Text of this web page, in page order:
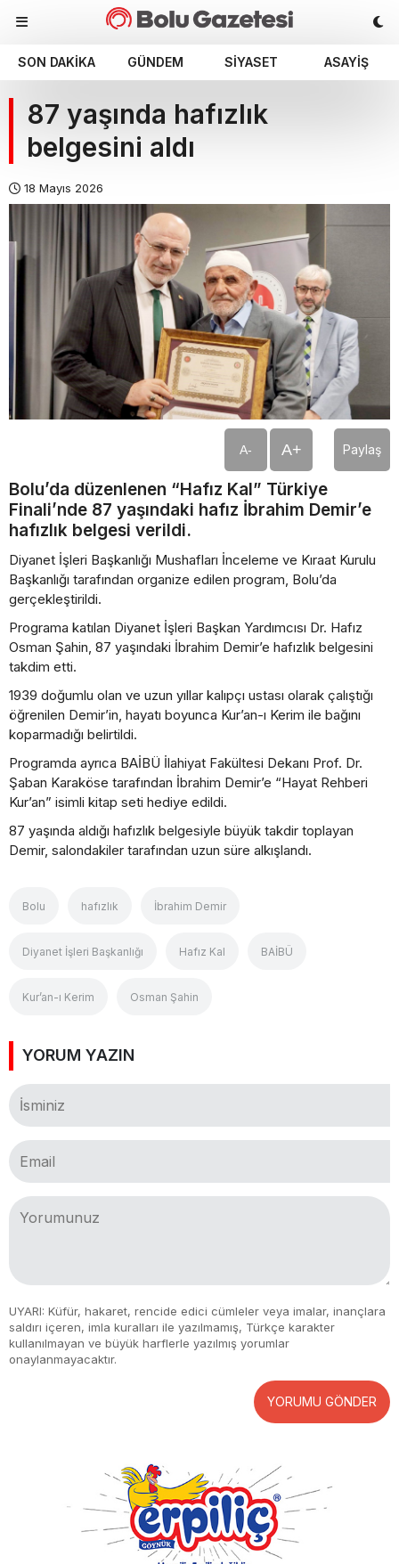
SON DAKIKA GÜNDEM SIYASET ASAYIŞ
87 yaşında hafızlık
belgesini aldı
18 Mayıs 2026
A- A+ Paylaş
Bolu’da düzenlenen “Hafız Kal” Türkiye
Finali’nde 87 yaşındaki hafız İbrahim Demir’e
hafızlık belgesi verildi.
Diyanet İşleri Başkanlığı Mushafları İnceleme ve Kıraat Kurulu
Başkanlığı tarafından organize edilen program, Bolu’da
gerçekleştirildi.
Programa katılan Diyanet İşleri Başkan Yardımcısı Dr. Hafız
Osman Şahin, 87 yaşındaki İbrahim Demir’e hafızlık belgesini
takdim etti.
1939 doğumlu olan ve uzun yıllar kalıpçı ustası olarak çalıştığı
öğrenilen Demir’in, hayatı boyunca Kur’an-ı Kerim ile bağını
koparmadığı belirtildi.
Programda ayrıca BAİBÜ İlahiyat Fakültesi Dekanı Prof. Dr.
Şaban Karaköse tarafından İbrahim Demir’e “Hayat Rehberi
Kur’an” isimli kitap seti hediye edildi.
87 yaşında aldığı hafızlık belgesiyle büyük takdir toplayan
Demir, salondakiler tarafından uzun süre alkışlandı.
Bolu hafızlık İbrahim Demir
Diyanet İşleri Başkanlığı Hafız Kal BAİBÜ
Kur’an-ı Kerim Osman Şahin
YORUM YAZIN
UYARI: Küfür, hakaret, rencide edici cümleler veya imalar, inançlara
saldırı içeren, imla kuralları ile yazılmamış, Türkçe karakter
kullanılmayan ve büyük harflerle yazılmış yorumlar
onaylanmayacaktır.
YORUMU GÖNDER